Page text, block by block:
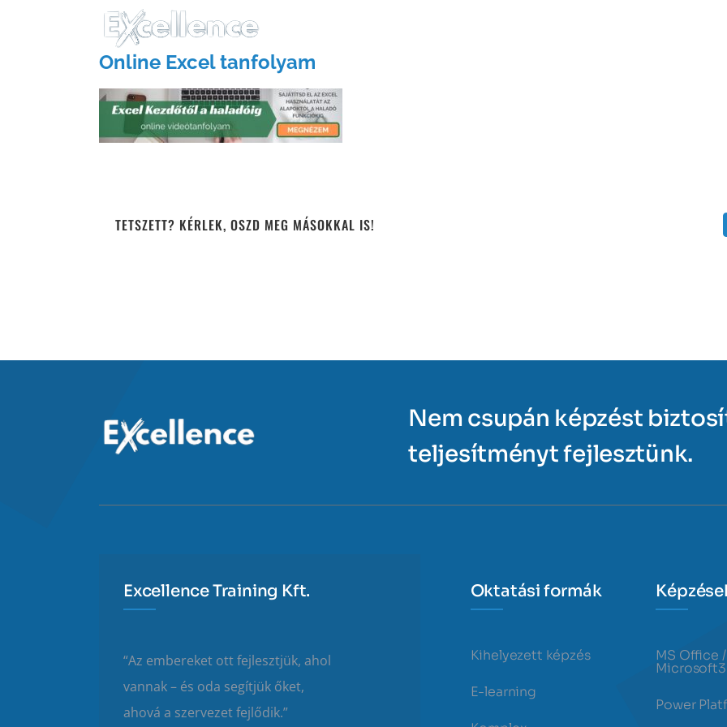
Online Excel tanfolyam
TETSZETT? KÉRLEK, OSZD MEG MÁSOKKAL IS!
Nem csupán képzést
teljesítményt fejlesztünk.
Excellence Training Kft.
“Az embereket ott fejlesztjük, ahol
vannak – és oda segítjük őket,
ahová a szervezet fejlődik.”
Oktatási formák
Kihelyezett képzés
E-learning
MS Office /
Power